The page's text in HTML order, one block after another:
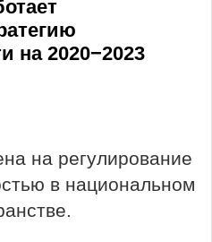
на 2020−2023
на регулирование
в национальном